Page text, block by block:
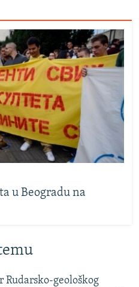
u Beogradu na
Rudarsko-geološkog